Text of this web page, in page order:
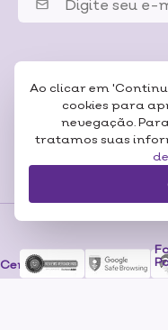
Ao clicar em
cookies para
nevegação.
tratamos suas
Certificados